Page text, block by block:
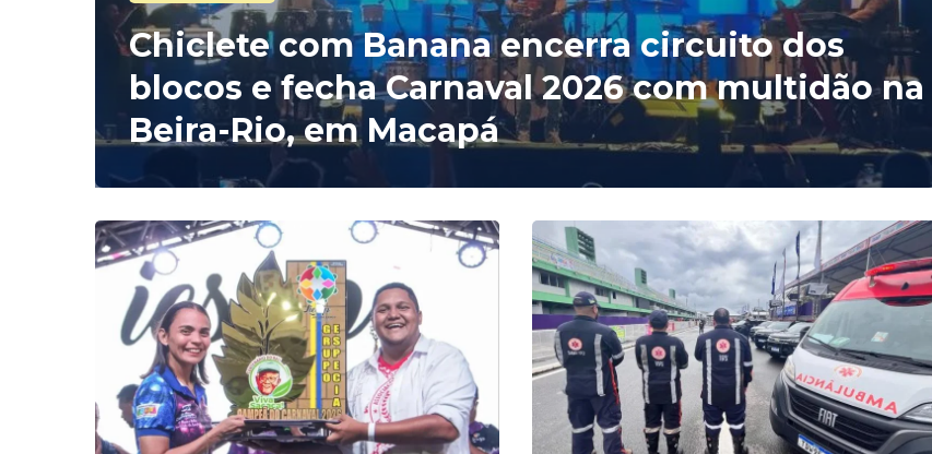
Chiclete com Banana encerra circuito dos
blocos e fecha Carnaval 2026 com multidão na
Beira-Rio, em Macapá